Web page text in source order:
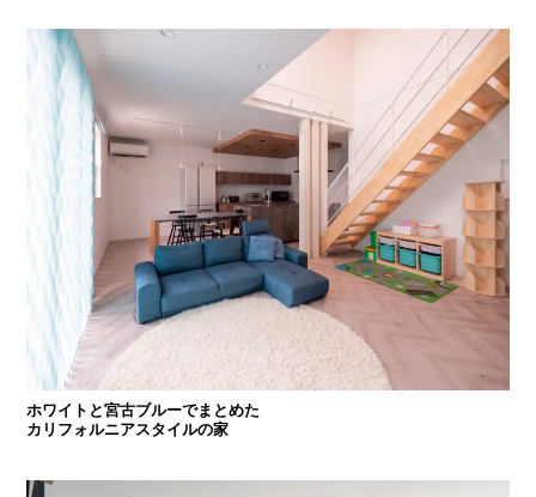
ホワイトと宮古ブルーでまとめた
カリフォルニアスタイルの家